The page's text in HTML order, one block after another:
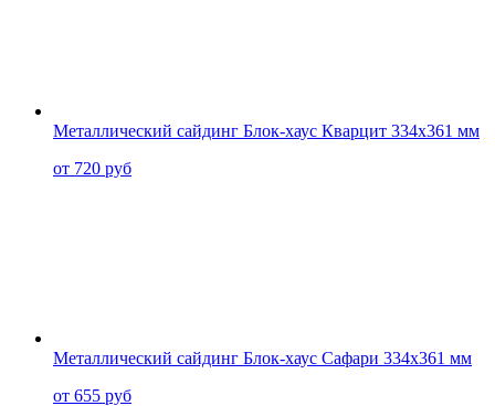
Металлический сайдинг Блок-хаус Кварцит 334x361 мм
от 720 руб
Металлический сайдинг Блок-хаус Сафари 334x361 мм
от 655 руб